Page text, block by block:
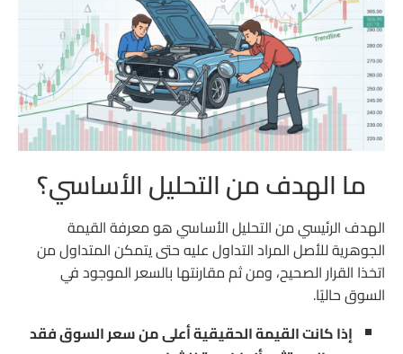
ما الهدف من التحليل الأساسي؟
الهدف الرئيسي من التحليل الأساسي هو معرفة القيمة
الجوهرية للأصل المراد التداول عليه حتى يتمكن المتداول من
اتخذا القرار الصحيح، ومن ثم مقارنتها بالسعر الموجود في
السوق حاليًا.
إذا كانت القيمة الحقيقية أعلى من سعر السوق فقد